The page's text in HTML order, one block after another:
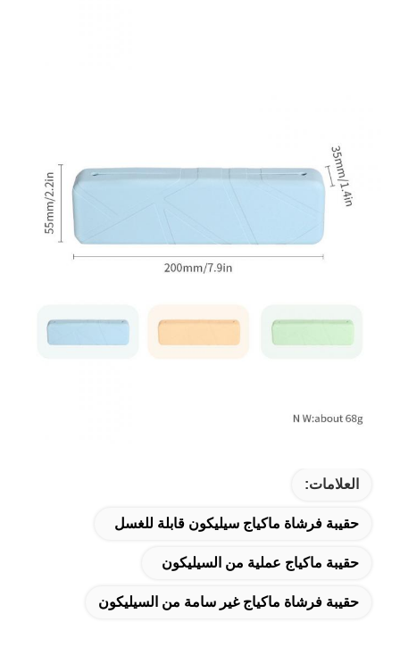
العلامات:
حقيبة فرشاة ماكياج سيليكون قابلة للغسل
حقيبة ماكياج عملية من السيليكون
حقيبة فرشاة ماكياج غير سامة من السيليكون